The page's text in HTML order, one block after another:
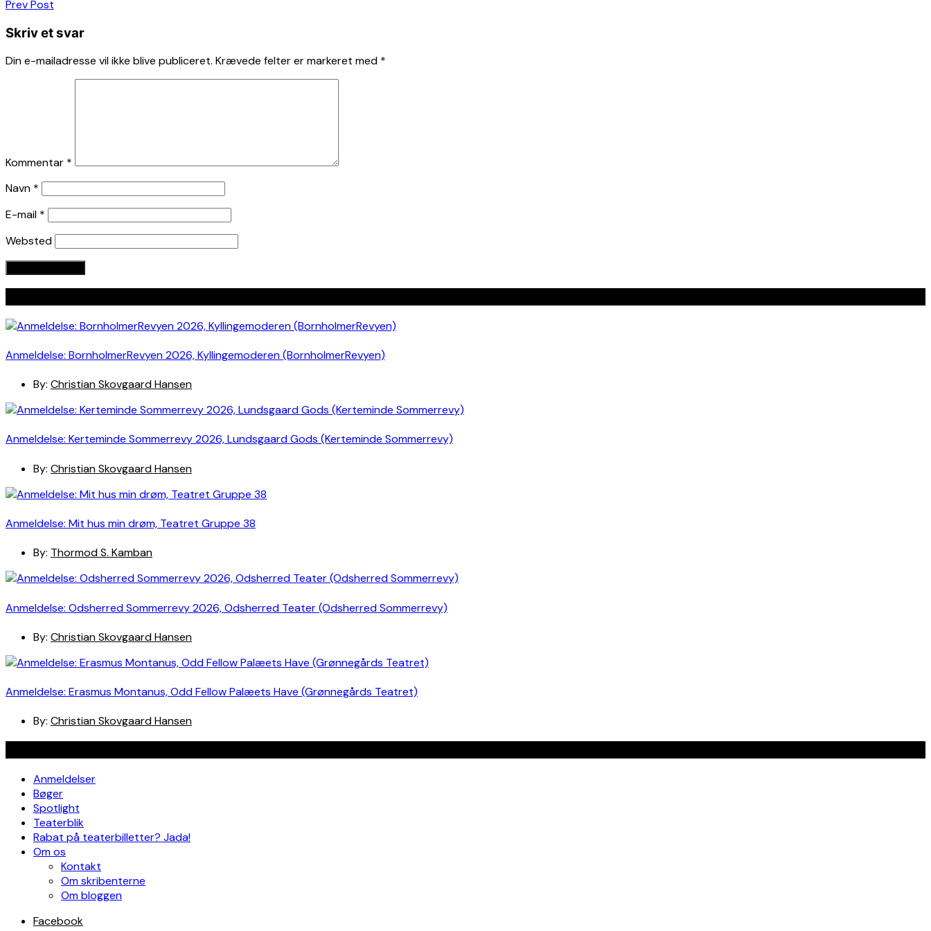
Indlægsnavigation
Prev Post
Skriv et svar
Din e-mailadresse vil ikke blive publiceret. Krævede felter er markeret med *
Kommentar *
Navn *
E-mail *
Websted
Anmeldelse: BornholmerRevyen 2026, Kyllingemoderen (BornholmerRevyen)
By: Christian Skovgaard Hansen
Anmeldelse: Kerteminde Sommerrevy 2026, Lundsgaard Gods (Kerteminde Sommerrevy)
By: Christian Skovgaard Hansen
Anmeldelse: Mit hus min drøm, Teatret Gruppe 38
By: Thormod S. Kamban
Anmeldelse: Odsherred Sommerrevy 2026, Odsherred Teater (Odsherred Sommerrevy)
By: Christian Skovgaard Hansen
Anmeldelse: Erasmus Montanus, Odd Fellow Palæets Have (Grønnegårds Teatret)
By: Christian Skovgaard Hansen
Anmeldelser
Bøger
Spotlight
Teaterblik
Rabat på teaterbilletter? Jada!
Om os
Kontakt
Om skribenterne
Om bloggen
Facebook